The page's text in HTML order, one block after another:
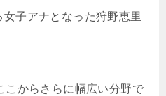
子アナとなった狩野恵里
こからさらに幅広い分野で